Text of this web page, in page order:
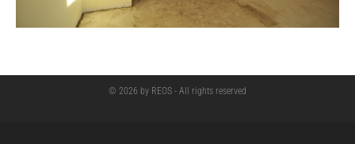
© 2026 by REOS - All rights reserved